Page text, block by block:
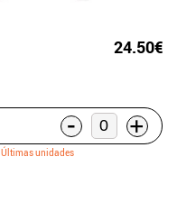
24.50€
- +
Últimas unidades